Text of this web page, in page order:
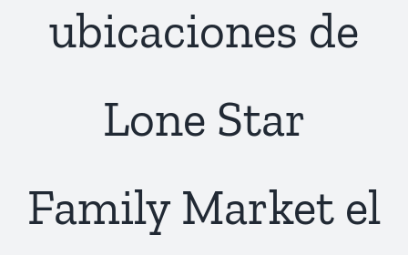
ubicaciones de
Lone Star
Family Market el